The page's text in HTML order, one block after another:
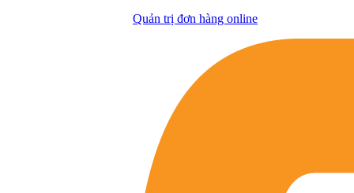
Quản trị đơn hàng online